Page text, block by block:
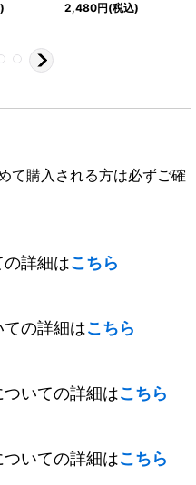
2,480円(税込)
て購入される方は必ずご確
詳細はこちら
の詳細はこちら
いての詳細はこちら
いての詳細はこちら